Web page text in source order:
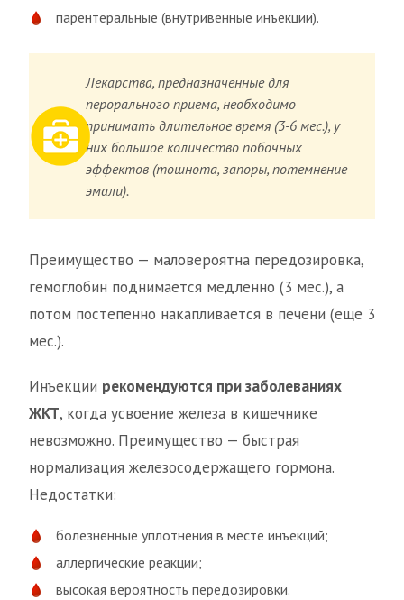
парентеральные (внутривенные инъекции).
Лекарства, предназначенные для
перорального приема, необходимо
принимать длительное время (3-6 мес.), у
них большое количество побочных
эффектов (тошнота, запоры, потемнение
эмали).
Преимущество — маловероятна передозировка,
гемоглобин поднимается медленно (3 мес.), а
потом постепенно накапливается в печени (еще 3
мес.).
Инъекции рекомендуются при заболеваниях
ЖКТ, когда усвоение железа в кишечнике
невозможно. Преимущество — быстрая
нормализация железосодержащего гормона.
Недостатки:
болезненные уплотнения в месте инъекций;
аллергические реакции;
высокая вероятность передозировки.